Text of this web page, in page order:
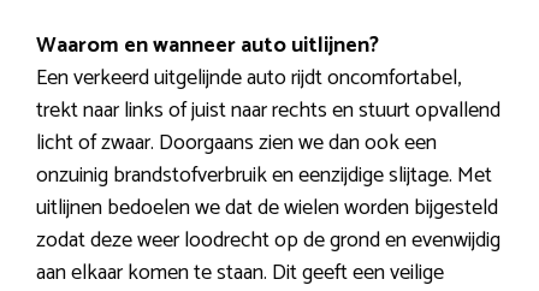
Waarom en wanneer auto uitlijnen?
Een verkeerd uitgelijnde auto rijdt oncomfortabel,
trekt naar links of juist naar rechts en stuurt opvallend
licht of zwaar. Doorgaans zien we dan ook een
onzuinig brandstofverbruik en eenzijdige slijtage. Met
uitlijnen bedoelen we dat de wielen worden bijgesteld
zodat deze weer loodrecht op de grond en evenwijdig
aan elkaar komen te staan. Dit geeft een veilige